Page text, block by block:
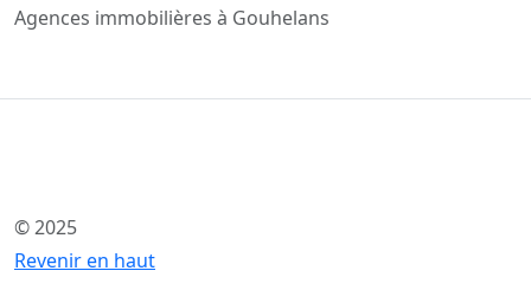
Agences immobilières à Gouhelans
© 2025
Revenir en haut